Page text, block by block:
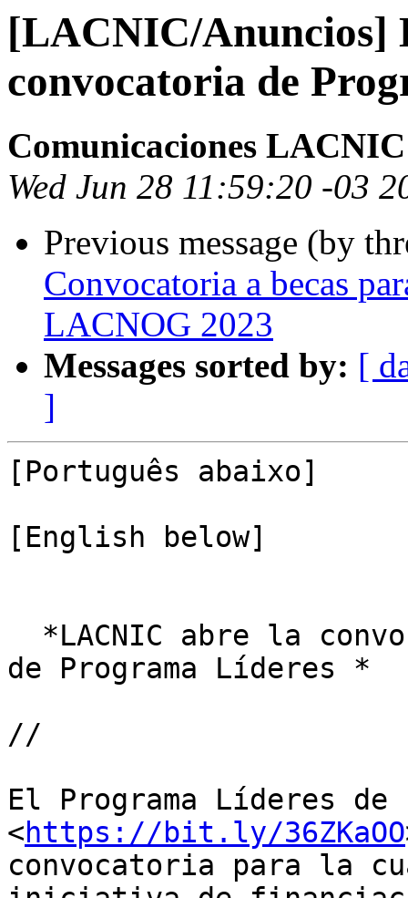
[LACNIC/Anuncios]
convocatoria de
Comunicaciones LACNIC
Wed Jun 28 11:59:20 -03
Previous message (by
Convocatoria a becas
LACNOG 2023
Messages sorted by: [
]
[Português abaixo]
[English below]
de Programa Líderes *
//
El Programa Líderes de
<https://bit.ly/36ZKaOO
convocatoria para la